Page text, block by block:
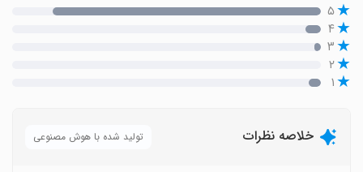
۵
۴
۳
۲
۱
خلاصه نظرات تولید شده با هوش مصنوعی